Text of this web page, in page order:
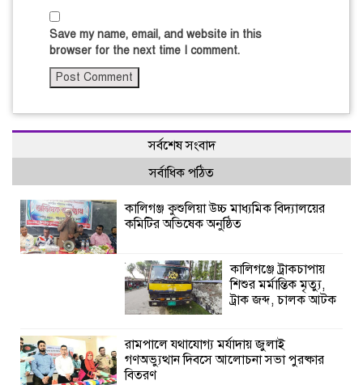
Save my name, email, and website in this
browser for the next time I comment.
সর্বশেষ সংবাদ
সর্বাধিক পঠিত
কালিগঞ্জ কুশুলিয়া উচ্চ মাধ্যমিক বিদ্যালয়ের
কমিটির অভিষেক অনুষ্ঠিত
কালিগঞ্জে ট্রাকচাপায়
শিশুর মর্মান্তিক মৃত্যু,
ট্রাক জব্দ, চালক আটক
রামপালে যথাযোগ্য মর্যাদায় জুলাই
গণঅভ্যুত্থান দিবসে আলোচনা সভা পুরষ্কার
বিতরণ